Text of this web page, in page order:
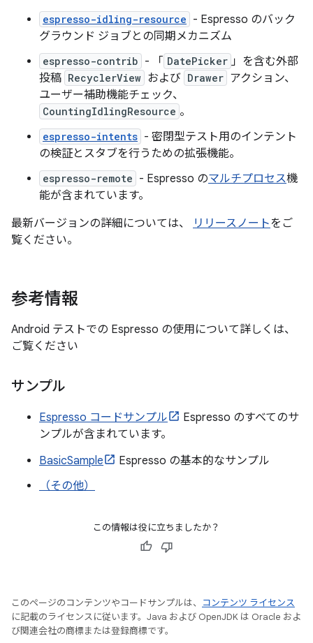
espresso-idling-resource - Espresso のバック
グラウンド ジョブとの同期メカニズム
espresso-contrib - 「 DatePicker 」を含む外部
投稿 RecyclerView および Drawer アクション、
ユーザー補助機能チェック、
CountingIdlingResource 。
espresso-intents - 密閉型テスト用のインテント
の検証とスタブを行うための拡張機能。
espresso-remote - Espresso のマルチプロセス機
能が含まれています。
最新バージョンの詳細については、
リリースノートをご
覧ください。
参考情報
Android テストでの Espresso の使用について詳しくは、
ご覧ください
サンプル
Espresso コードサンプル
Espresso のすべてのサ
ンプルが含まれています。
BasicSample
Espresso の基本的なサンプル
（その他）
この情報は役に立ちましたか？
このページのコンテンツやコードサンプルは、
コンテンツ ライセンス
に記載のライセンスに従います。Java および OpenJDK は Oracle およ
び関連会社の商標または登録商標です。